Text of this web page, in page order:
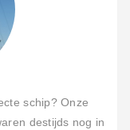
schip? Onze
destijds nog in